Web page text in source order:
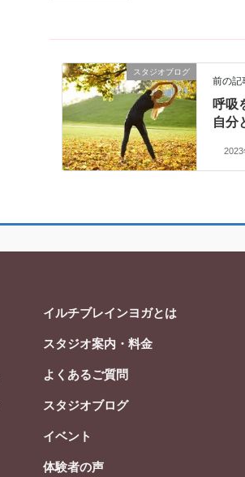
スタジオブログ
前の記
呼吸
自分
2023
イルチブレインヨガとは
スタジオ案内・料金
よくあるご質問
スタジオブログ
イベント
体験者の声